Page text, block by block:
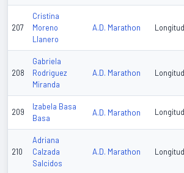
207
Cristina
Moreno
Llanero
A.D. Marathon Longitud
208
Gabriela
Rodriguez
Miranda
A.D. Marathon Longitud
209
Izabela Basa
Basa
A.D. Marathon Longitud
210
Adriana
Calzada
Salcidos
A.D. Marathon Longitud